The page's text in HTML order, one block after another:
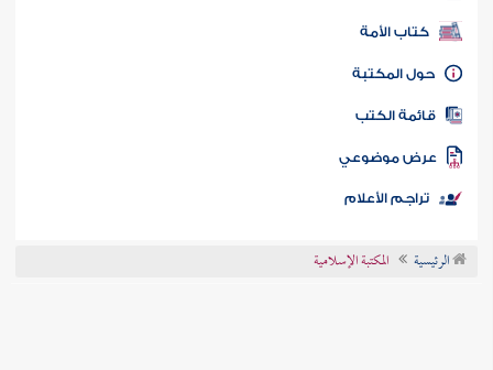
كتب PDF
كتاب الأمة
المكتبة
الكتب
موضوعي
تراجم الأعلام
الرئيسية المكتبة الإسلامية